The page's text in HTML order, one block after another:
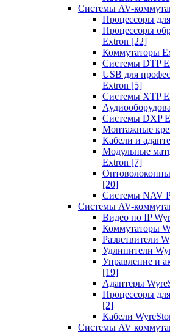
Системы AV-
Процессоры
Процессоры
Extron [22]
Коммутаторы
Системы DTP
USB для
Extron [5]
Системы XTP
Системы DXP
Монтажные
Кабели и
Модульные
Extron [7]
[20]
Системы NAV
Системы AV-
Видео по IP
Коммутаторы
Разветвители
Удлинители
Управление и
[19]
Адаптеры
Процессоры
[2]
Кабели
Системы AV